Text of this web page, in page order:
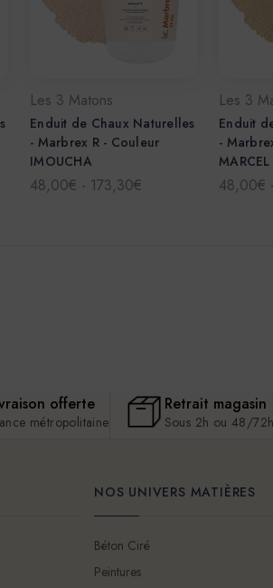
Les 3 Matons
Enduit de Chaux Naturelles
- Marbrex R - Couleur
IMOUCHA
48,00€ - 173,30€
Les 3
Enduit
-
MARCEL
48,00€
offerte
métropolitaine
Retrait magasin
Sous 2h ou 48/72h
NOS UNIVERS MATIÈRES
Béton Ciré
Peintures